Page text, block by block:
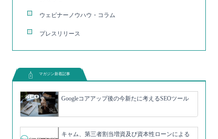
ウェビナーノウハウ・コラム
プレスリリース
マガジン新着記事
Googleコアアップ後の今新たに考えるSEOツール
キャム、第三者割当増資及び資本性ローンによる